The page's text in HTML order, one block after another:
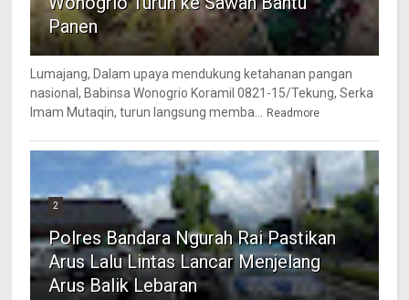
Panen
Lumajang, Dalam upaya mendukung ketahanan pangan
nasional, Babinsa Wonogrio Koramil 0821-15/Tekung, Serka
Imam Mutaqin, turun langsung memba...
Readmore
2
Polres Bandara Ngurah Rai Pastikan
Arus Lalu Lintas Lancar Menjelang
Arus Balik Lebaran